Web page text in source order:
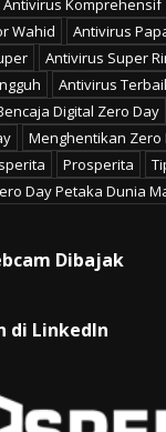
Wahid Antivirus
Antivirus Super
Antivirus
Digital Zero Day
Menghentikan Zero
Prosperita
Day Petaka Dunia
Dibajak
di LinkedIn